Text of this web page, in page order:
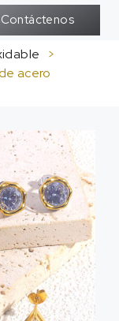
Contáctenos
>
acero